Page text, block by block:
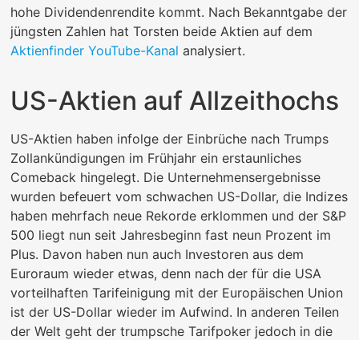
hohe Dividendenrendite kommt. Nach Bekanntgabe der
jüngsten Zahlen hat Torsten beide Aktien auf dem
Aktienfinder YouTube-Kanal analysiert.
US-Aktien auf Allzeithochs
US-Aktien haben infolge der Einbrüche nach Trumps
Zollankündigungen im Frühjahr ein erstaunliches
Comeback hingelegt. Die Unternehmensergebnisse
wurden befeuert vom schwachen US-Dollar, die Indizes
haben mehrfach neue Rekorde erklommen und der S&P
500 liegt nun seit Jahresbeginn fast neun Prozent im
Plus. Davon haben nun auch Investoren aus dem
Euroraum wieder etwas, denn nach der für die USA
vorteilhaften Tarifeinigung mit der Europäischen Union
ist der US-Dollar wieder im Aufwind. In anderen Teilen
der Welt geht der trumpsche Tarifpoker jedoch in die